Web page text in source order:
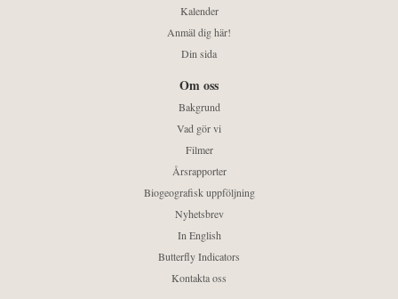
Kalender
Anmäl dig här!
Din sida
Om oss
Bakgrund
Vad gör vi
Filmer
Årsrapporter
Biogeografisk uppföljning
Nyhetsbrev
In English
Butterfly Indicators
Kontakta oss